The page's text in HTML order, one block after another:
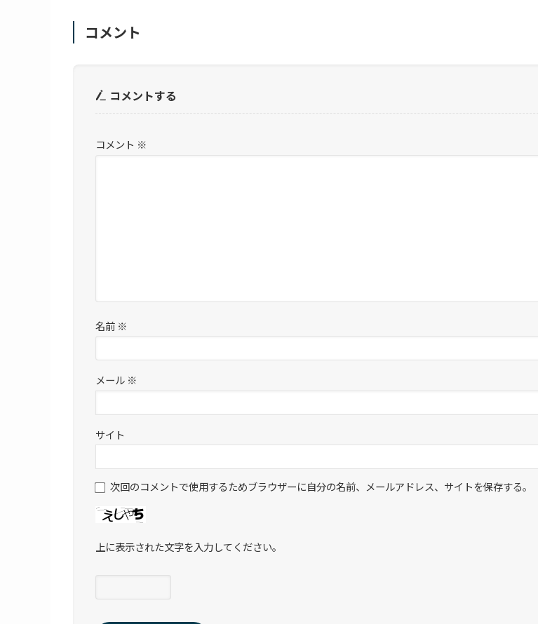
コメント
コメントする
コメント ※
名前 ※
メール ※
サイト
次回のコメントで使用するためブラウザーに自分の名前、メールアドレス、サイトを保存する。
上に表示された文字を入力してください。